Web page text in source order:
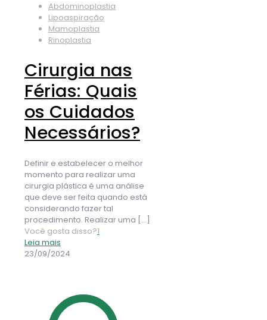
Abdominoplastia
Lipoaspiração
Mamoplastia
Rinoplastia
Cirurgia nas
Férias: Quais
os Cuidados
Necessários?
Definir e estabelecer o melhor
momento para realizar uma
cirurgia plástica é uma análise
que deve ser feita quando está
considerando fazer tal
procedimento. Realizar uma […]
Você gosta disso?1
Leia mais
23/09/2024